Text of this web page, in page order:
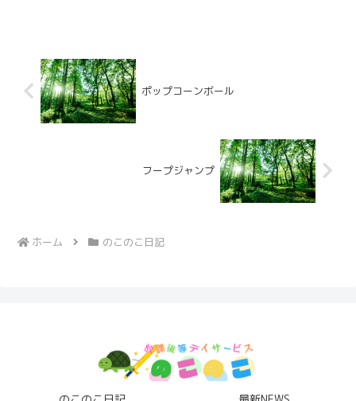
ポップコーンボール
フープジャンプ
ホーム のこのこ日記